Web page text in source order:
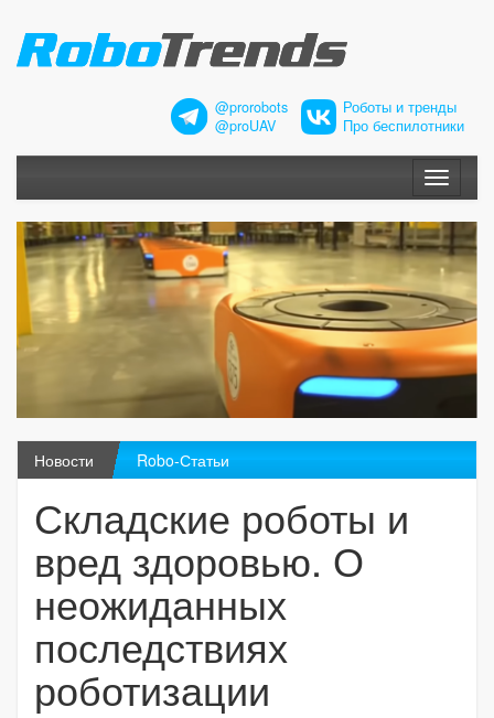
@prorobots
@proUAV
Роботы и тренды
Про беспилотники
Меню
Новости Robo-Статьи
Складские роботы и
вред здоровью. О
неожиданных
последствиях
роботизации